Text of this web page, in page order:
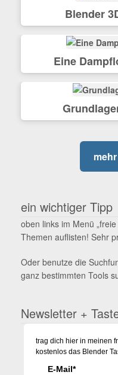
Blender
Eine
ein wichtiger Tipp
oben links im Menü
Themen auflisten! Sehr
Oder benutze die
ganz bestimmten Tools
Newsletter +
trag dich hier in meinen
kostenlos das Blender
E-Mail*